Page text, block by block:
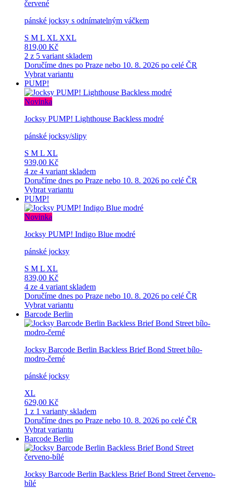
červené
pánské jocksy s odnímatelným váčkem
S M L XL XXL
819,00 Kč
2 z 5 variant skladem
Doručíme dnes po Praze nebo 10. 8. 2026 po celé ČR
Vybrat variantu
PUMP!
Novinka
Jocksy PUMP! Lighthouse Backless modré
pánské jocksy/slipy
S M L XL
939,00 Kč
4 ze 4 variant skladem
Doručíme dnes po Praze nebo 10. 8. 2026 po celé ČR
Vybrat variantu
PUMP!
Novinka
Jocksy PUMP! Indigo Blue modré
pánské jocksy
S M L XL
839,00 Kč
4 ze 4 variant skladem
Doručíme dnes po Praze nebo 10. 8. 2026 po celé ČR
Vybrat variantu
Barcode Berlin
Jocksy Barcode Berlin Backless Brief Bond Street bílo-
modro-černé
pánské jocksy
XL
629,00 Kč
1 z 1 varianty skladem
Doručíme dnes po Praze nebo 10. 8. 2026 po celé ČR
Vybrat variantu
Barcode Berlin
Jocksy Barcode Berlin Backless Brief Bond Street červeno-
bílé